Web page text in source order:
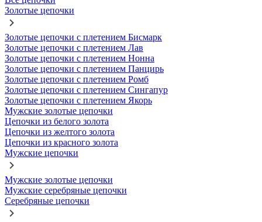
Золотые цепочки
Золотые цепочки с плетением Бисмарк
Золотые цепочки с плетением Лав
Золотые цепочки с плетением Нонна
Золотые цепочки с плетением Панцирь
Золотые цепочки с плетением Ромб
Золотые цепочки с плетением Сингапур
Золотые цепочки с плетением Якорь
Мужские золотые цепочки
Цепочки из белого золота
Цепочки из желтого золота
Цепочки из красного золота
Мужские цепочки
Мужские золотые цепочки
Мужские серебряные цепочки
Серебряные цепочки